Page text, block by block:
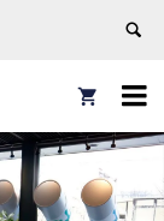

